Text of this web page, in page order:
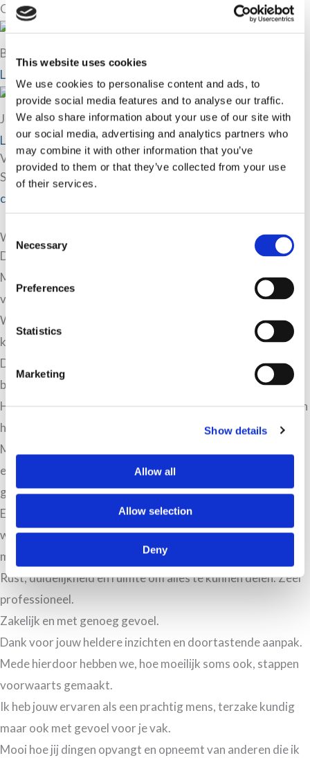
This website uses cookies
We use cookies to personalise content and ads, to
provide social media features and to analyse our traffic.
We also share information about your use of our site with
our social media, advertising and analytics partners who
may combine it with other information that you’ve
provided to them or that they’ve collected from your use
of their services.
Consent
Selection
Necessary
Preferences
Statistics
Marketing
Show details
Allow all
Allow selection
Deny
Onze ervaren mediator(s) in Zutphen
Bernad te Hennepe
Lees meer over Bernad te Hennepe
Jolanda te Hennepe-Mulder
Lees meer over Jolanda te Hennepe-Mulder
Veel gestelde vragen aan Mediator-zoeken.nl
Staat uw mediation vraag er niet tussen? Neem gerust
contact
Wat onze klanten zeggen
Dank voor jouw heldere inzichten en doortastende aanpak.
Mede hierdoor hebben we, hoe moeilijk soms ook, stappen
voorwaarts gemaakt.
Wij hebben zondag voor het eerst in 3 jaar een gezamenlijk
kerstdiner, mede dankzij jou :-)
Dank je wel voor je heldere en niet alleen zakelijke
bemiddeling.
Hierbij willen wij jou hartelijk bedanken voor jouw bijdrage in
het arbeidsmediation proces.
Mocht jij ons in de toekomst willen/kunnen gebruiken voor
een aanbeveling of iets anders, schroom niet, dat doen we
graag voor je.
Erg goede begeleiding gehad tijdens onze scheiding. Er
werd de tijd genomen om op een vriendelijke en rustige
manier alles uit te leggen en mee te denken.
Rust, duidelijkheid en ruimte om alles te kunnen delen. Zeer
professioneel.
Zakelijk en met genoeg gevoel.
Dank voor jouw heldere inzichten en doortastende aanpak.
Mede hierdoor hebben we, hoe moeilijk soms ook, stappen
voorwaarts gemaakt.
Ik heb jouw ervaren als een prachtig mens, terzake kundig
maar ook met gevoel voor je vak.
Mooi hoe jij dingen opvangt en opneemt van anderen die ik